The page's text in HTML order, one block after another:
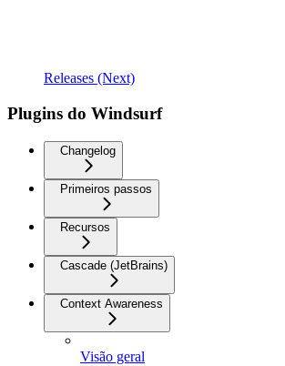
Releases (Next)
Plugins do Windsurf
Changelog
Primeiros passos
Recursos
Cascade (JetBrains)
Context Awareness
Visão geral